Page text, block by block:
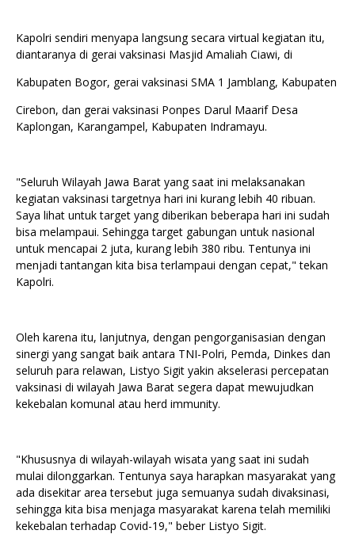
Kapolri sendiri menyapa langsung secara virtual kegiatan itu,
diantaranya di gerai vaksinasi Masjid Amaliah Ciawi, di
Kabupaten Bogor, gerai vaksinasi SMA 1 Jamblang, Kabupaten
Cirebon, dan gerai vaksinasi Ponpes Darul Maarif Desa
Kaplongan, Karangampel, Kabupaten Indramayu.
"Seluruh Wilayah Jawa Barat yang saat ini melaksanakan
kegiatan vaksinasi targetnya hari ini kurang lebih 40 ribuan.
Saya lihat untuk target yang diberikan beberapa hari ini sudah
bisa melampaui. Sehingga target gabungan untuk nasional
untuk mencapai 2 juta, kurang lebih 380 ribu. Tentunya ini
menjadi tantangan kita bisa terlampaui dengan cepat," tekan
Kapolri.
Oleh karena itu, lanjutnya, dengan pengorganisasian dengan
sinergi yang sangat baik antara TNI-Polri, Pemda, Dinkes dan
seluruh para relawan, Listyo Sigit yakin akselerasi percepatan
vaksinasi di wilayah Jawa Barat segera dapat mewujudkan
kekebalan komunal atau herd immunity.
"Khususnya di wilayah-wilayah wisata yang saat ini sudah
mulai dilonggarkan. Tentunya saya harapkan masyarakat yang
ada disekitar area tersebut juga semuanya sudah divaksinasi,
sehingga kita bisa menjaga masyarakat karena telah memiliki
kekebalan terhadap Covid-19," beber Listyo Sigit.